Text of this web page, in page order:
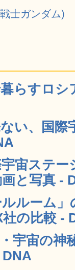
士ガンダム)
らすロ
い、国際
宙ステ
と写真 -
ルーム
の比較 -
宇宙の神
DNA